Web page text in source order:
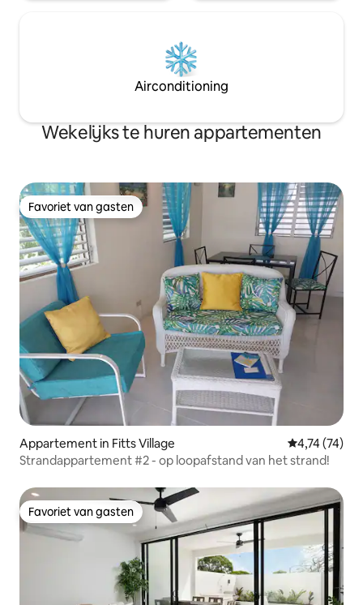
Airconditioning
Wekelijks te huren appartementen
Favoriet van gasten
Favoriet van gasten
Appartement in Fitts Village Gemiddelde
4,74 (74)
Strandappartement #2 - op loopafstand van het strand!
Favoriet van gasten
Favoriet van gasten